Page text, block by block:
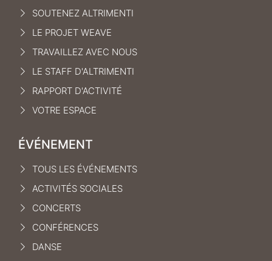
SOUTENEZ ALTRIMENTI
LE PROJET WEAVE
TRAVAILLEZ AVEC NOUS
LE STAFF D'ALTRIMENTI
RAPPORT D'ACTIVITÉ
VOTRE ESPACE
ÉVÉNEMENT
TOUS LES ÉVÉNEMENTS
ACTIVITÉS SOCIALES
CONCERTS
CONFÉRENCES
DANSE